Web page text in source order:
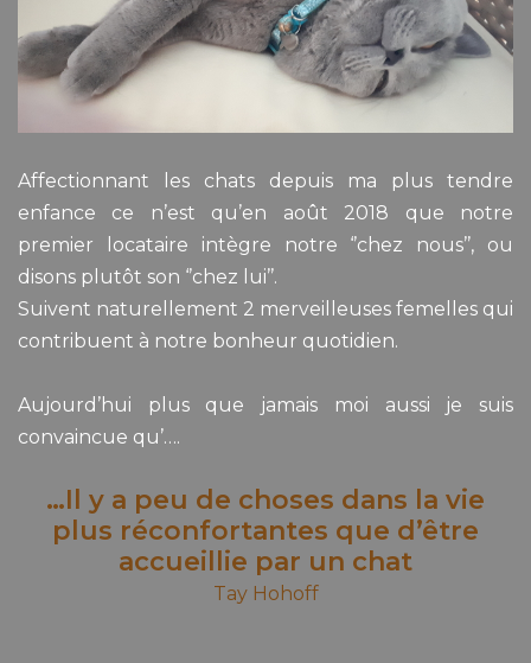
Affectionnant les chats depuis ma plus tendre
enfance ce n’est qu’en août 2018 que notre
premier locataire intègre notre ‘’chez nous’’, ou
disons plutôt son ‘’chez lui’’.
Suivent naturellement 2 merveilleuses femelles qui
contribuent à notre bonheur quotidien.
Aujourd’hui plus que jamais moi aussi je suis
convaincue qu’….
…Il y a peu de choses dans la vie
plus réconfortantes que d’être
accueillie par un chat
Tay Hohoff